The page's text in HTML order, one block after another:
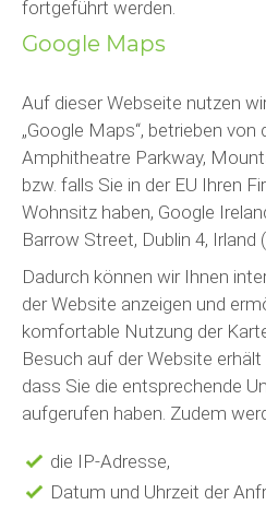
fortgeführt werden.
Google Maps
Auf dieser Webseite nutzen
„Google Maps“, betrieben von
Amphitheatre Parkway,
bzw. falls Sie in der EU Ihren
Wohnsitz haben, Google
Barrow Street, Dublin 4, Irland
Dadurch können wir Ihnen
der Website anzeigen und
komfortable Nutzung der
Besuch auf der Website
dass Sie die entsprechende
aufgerufen haben. Zudem
die IP-Adresse,
Datum und Uhrzeit der